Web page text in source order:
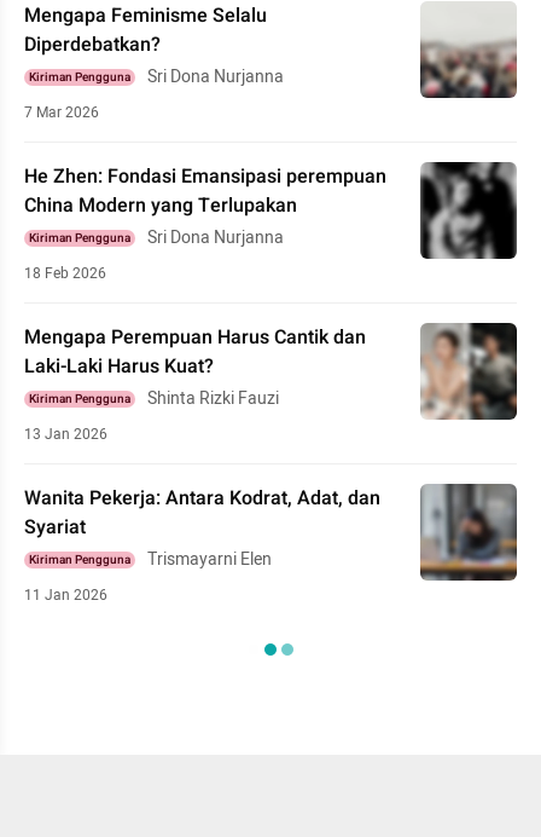
Mengapa Feminisme Selalu
Diperdebatkan?
Kiriman Pengguna Sri Dona Nurjanna
7 Mar 2026
He Zhen: Fondasi Emansipasi perempuan
China Modern yang Terlupakan
Kiriman Pengguna Sri Dona Nurjanna
18 Feb 2026
Mengapa Perempuan Harus Cantik dan
Laki-Laki Harus Kuat?
Kiriman Pengguna Shinta Rizki Fauzi
13 Jan 2026
Wanita Pekerja: Antara Kodrat, Adat, dan
Syariat
Kiriman Pengguna Trismayarni Elen
11 Jan 2026